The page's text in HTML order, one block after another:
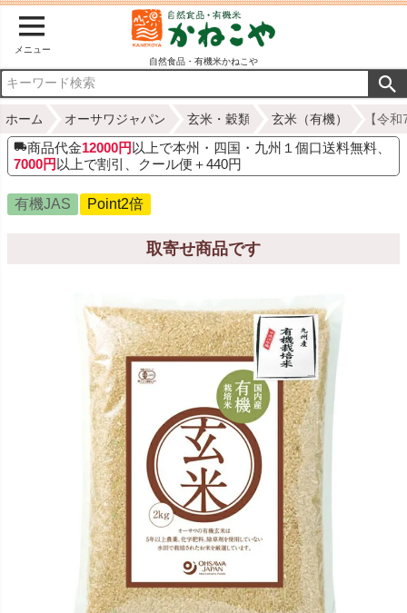
メニュー
自然食品・有機米かねこや
ホーム オーサワジャパン 玄米・穀類 玄米（有機） 【令
商品代金12000円 以上で本州・四国・九州１個口送料無料、
7000円 以上で割引、クール便＋440円
有機JAS Point2倍
取寄せ商品です